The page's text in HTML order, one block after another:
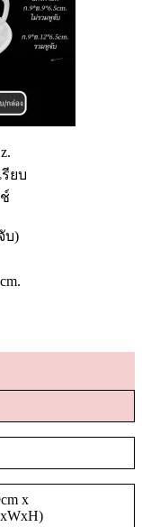
ยบ
บ)
x